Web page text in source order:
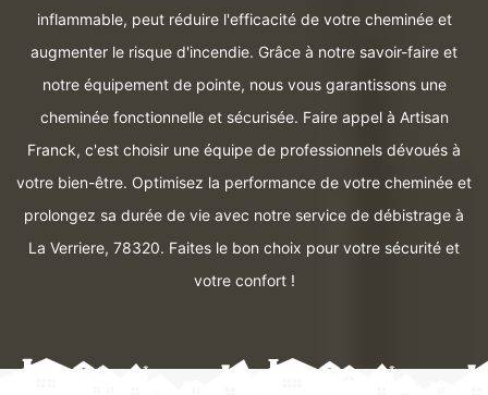
inflammable, peut réduire l'efficacité de votre cheminée et
augmenter le risque d'incendie. Grâce à notre savoir-faire et
notre équipement de pointe, nous vous garantissons une
cheminée fonctionnelle et sécurisée. Faire appel à Artisan
Franck, c'est choisir une équipe de professionnels dévoués à
votre bien-être. Optimisez la performance de votre cheminée et
prolongez sa durée de vie avec notre service de débistrage à
La Verriere, 78320. Faites le bon choix pour votre sécurité et
votre confort !